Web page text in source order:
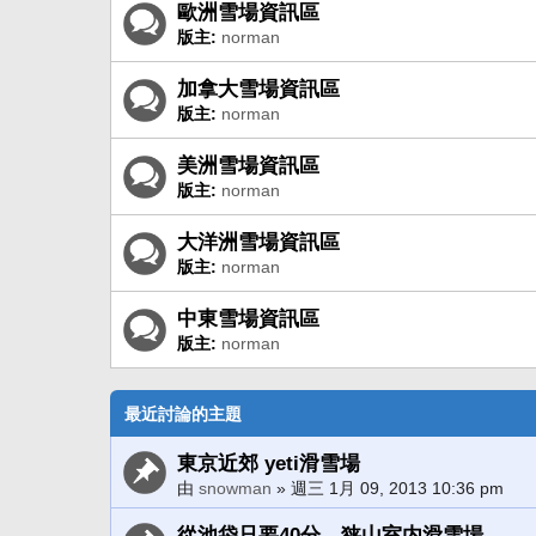
歐洲雪場資訊區
版主: norman
加拿大雪場資訊區
版主: norman
美洲雪場資訊區
版主: norman
大洋洲雪場資訊區
版主: norman
中東雪場資訊區
版主: norman
最近討論的主題
東京近郊 yeti滑雪場
由 snowman » 週三 1月 09, 2013 10:36 pm